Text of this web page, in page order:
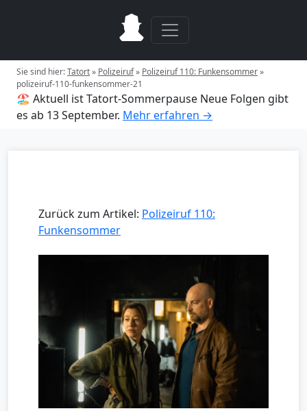
Sie sind hier:Tatort» Polizeiruf» Polizeiruf 110: Funkensommer»
polizeiruf-110-funkensommer-21
🏖️ Aktuell ist Tatort-Sommerpause Neue Folgen gibt
es ab 13 September. Mehr erfahren →
Zurück zum Artikel: Polizeiruf 110:
Funkensommer